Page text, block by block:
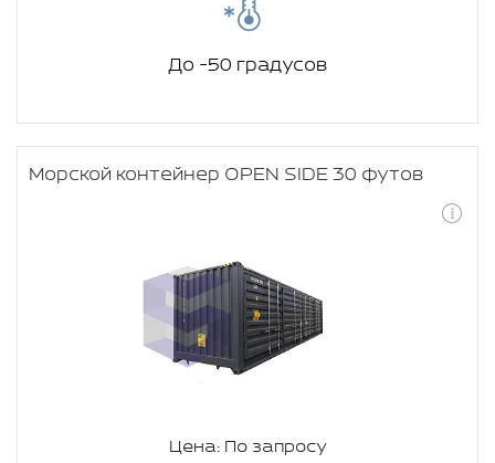
До -50 градусов
Морской контейнер OPEN SIDE 30 футов
Цена: По запросу